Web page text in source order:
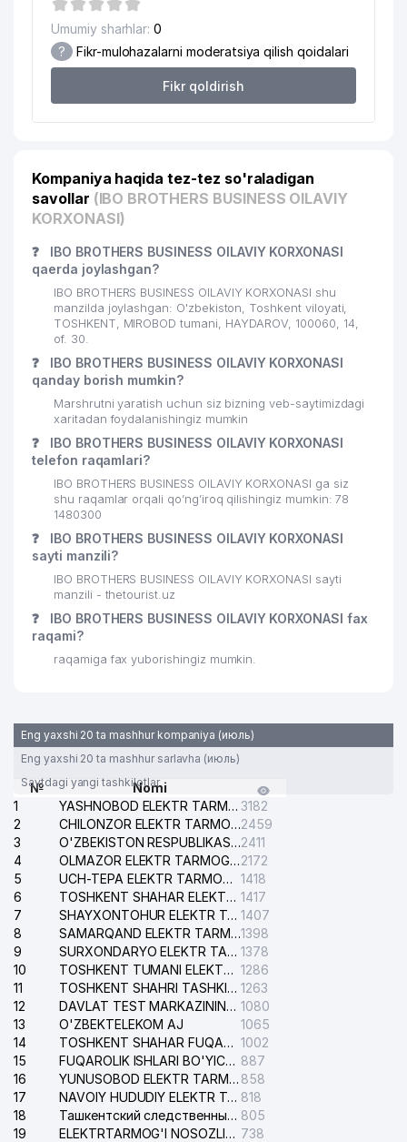
20
MIRABAD TUMANI MADANIYAT
BO'LIMI
607 м
SOYUZTRANSLINK EXPEDITION
MChJ
23 INDIGOS MAX MChJ
24 O'zR XALQ BANKI ANGOR FILIALI
25 GLOBAL-GAS MChJ 720 м
27 ISSIQLIKELEKTRLOYIHA AJ 782 м
29 GIZA FASHION HOUSE MChJ
QULMATOVA DILDORA XAMZAYEVNA
YAKKA TARTIBDAGI TADBIRKOR
31 MINERAL RESURSLAR INSTITUTI DK 851 м
32 GOSGEOLINFORMCENTER DK
ELSTAB MChJ
34 DAVLAT GEOLOGIYA MUZEYI 854 м
BRONUS MChJ 854 м
36
MIROBOD TUMANI 8-chi NOTARIAL
VAKOLATXONA
38 FOTOEFFEKT MChJ
ADVERTISING GUIDE MChJ
O'ZBEKISTON RESPUBLIKASI XALQ
TA'LIMI VAZIRLIGI
DARVOZA SAVDO MChJ
BERLIN-CHEMIE MENARINI GROUP
VAKOLATXONA
PAXTASANOAT ILMIY MARKAZI AJ
TEMIR YO'L TEXNIKA MUZEYI
Umumiy sharhlar: 0
? Fikr-mulohazalarni moderatsiya qilish qoidalari
Fikr qoldirish
Kompaniya haqida tez-tez so'raladigan
savollar (IBO BROTHERS BUSINESS OILAVIY
KORXONASI)
❓
IBO BROTHERS BUSINESS OILAVIY KORXONASI
qaerda joylashgan?
IBO BROTHERS BUSINESS OILAVIY KORXONASI shu
manzilda joylashgan: O'zbekiston, Toshkent viloyati,
TOSHKENT, MIROBOD tumani, HAYDAROV, 100060, 14,
of. 30.
❓
IBO BROTHERS BUSINESS OILAVIY KORXONASI
qanday borish mumkin?
Marshrutni yaratish uchun siz bizning veb-saytimizdagi
xaritadan foydalanishingiz mumkin
❓
IBO BROTHERS BUSINESS OILAVIY KORXONASI
telefon raqamlari?
IBO BROTHERS BUSINESS OILAVIY KORXONASI ga siz
shu raqamlar orqali qo’ng’iroq qilishingiz mumkin: 78
1480300
❓
IBO BROTHERS BUSINESS OILAVIY KORXONASI
sayti manzili?
IBO BROTHERS BUSINESS OILAVIY KORXONASI sayti
manzili - thetourist.uz
❓
IBO BROTHERS BUSINESS OILAVIY KORXONASI fax
raqami?
raqamiga fax yuborishingiz mumkin.
Eng yaxshi 20 ta mashhur kompaniya (июль)
Eng yaxshi 20 ta mashhur sarlavha (июль)
Saytdagi yangi tashkilotlar
№
Nomi
1
YASHNOBOD ELEKTR TARMOG'I NOSOZLIKLARI XIZMATI 3182
2
CHILONZOR ELEKTR TARMOG'I NOSOZLIK XIZMATI2459
3
O'ZBEKISTON RESPUBLIKASI BOSH PROKURATURASI ISHONCH TELEFONI2411
4
OLMAZOR ELEKTR TARMOG'I NOSOZLIKLARI XIZMATI2172
5
UCH-TEPA ELEKTR TARMOG'I NOSOZLIKLARI XIZMATI 1418
6
TOSHKENT SHAHAR ELEKTR TARMOQLARI KORXONASI AJ 1417
7
SHAYXONTOHUR ELEKTR TARMOG'I NOSOZLIKLARINI TUZATISH XIZMATI 1407
8
SAMARQAND ELEKTR TARMOQLARI AJ1398
9
SURXONDARYO ELEKTR TARMOQLARI AJ 1378
10
TOSHKENT TUMANI ELEKTR TARMOG'I AVARIYA XIZMATI 1286
11
TOSHKENT SHAHRI TASHKILOT TELEFONLARI HAQIDA MA'LUMOT BYUROSI 1263
12
DAVLAT TEST MARKAZINING ISHONCH TELEFONLARI 1080
13
O'ZBEKTELEKOM AJ
1065
14
TOSHKENT SHAHAR FUQAROLIK ISHLARI BO'YICHA SUDI 1002
15
FUQAROLIK ISHLARI BO'YICHA YAKKASAROY TUMANLARARO SUDI 887
16
YUNUSOBOD ELEKTR TARMOG'I NOSOZLIKLARI XIZMATI 858
17
NAVOIY HUDUDIY ELEKTR TARMOQLARI KORXONASI AJ 818
18
Ташкентский следственный изолятор 805
19
ELEKTRTARMOG'I NOSOZLIKLARINI TO'ZATISH SERGELI XIZMATI 738